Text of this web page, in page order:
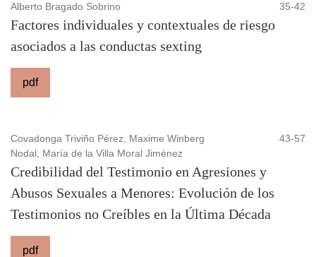
Alberto Bragado Sobrino 35-42
Factores individuales y contextuales de riesgo
asociados a las conductas sexting
pdf
Covadonga Triviño Pérez, Maxime Winberg
Nodal, María de la Villa Moral Jiménez
43-57
Credibilidad del Testimonio en Agresiones y
Abusos Sexuales a Menores: Evolución de los
Testimonios no Creíbles en la Última Década
pdf